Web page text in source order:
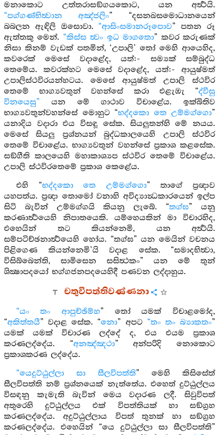
මනාකොට උත්තරාසඞ්ගයකොට, යන අර්‍ත්‍ථයි.
“පග්ගණ්භිත්‍වාන අඤ්ජලිං” “දසනඛසමොධානයෙන්
බබලන ඇඳිලි ඔසොවා. “ආසිංසමානරූපොව” පතන රූ
ඇත්තකු මෙන්. “කිස්ස ත්‍වං ඉධ මාගතො” කවර කරුණක්
නිසා කිනම් වැඩක් පතමින්, ‘උපාලි’ තෝ මෙහි ආයෙහිද,
කවරෙක් මෙසේ වදාළේද, යත්:- සම්‍යක් සම්බුද්ධ
තෙමේය. කවරක්හට මෙසේ වදාළේද, යත්:- ආයුෂ්මත්
උපාලිස්ථවිරයන්හටය. මෙසේ ආයුෂ්මත් උපාලි ස්ථවිර
තෙමේ භාග්‍යවතුන් වහන්සේ කරා එළැඹැ “ද්වීසු
විනයෙසු” යන මේ ගාථාව විචාළේය. ඉක්බිතිව
භාග්‍යවතුන්වහන්සේ මොහුට “භද්දකො තෙ උම්මග්ගො”
යනාදිය වදාරා එය විසඳූ සේක. සියලුතන්හි මේ නයය.
මෙසේ සියලු ප්‍රශ්නයන් බුද්ධකාලයෙහි උපාලි ස්ථවිර
තෙමේ විචාළේය. භාග්‍යවතුන් වහන්සේ ප්‍රකාශ කළසේක.
සඞ්ගීති කාලයෙහි මහාකාශ්‍යප ස්ථවිර තෙමේ විචාළේය.
උපාලි ස්ථවිරතෙමේ ප්‍රකාශ කෙළේය.
එහි “භද්දකො තෙ උම්මග්ගො” තාගේ ප්‍රඥාව
යහපත්ය. ප්‍රඥා තොමෝ වනාහි අවිද්‍යාන්‍ධකාරයෙන් ඉල්ප
සිටි බැවින් උම්මග්ගයි කියනු ලැබේ. “තග්ඝ” යනු
කරණාර්‍ත්‍ථයෙහි නිපාතයෙකි. යම්හෙයකින් මා විචාරහිද,
එහෙයින් තට කියන්නෙමි, යන අර්‍ත්‍ථයි.
සම්පටිච්ඡනාර්‍ත්‍ථයෙහි හෝය. “තග්ඝ” යන මෙයින් වචනය
පිළිගෙණ කියන්නෙමි’යි වදාළ සේක. “සමාදභිත්‍වා,
විසිබ්බෙන්ති, සාමිසෙන සසිත්‍ථකං” යන මේ තුන්
ශික්‍ෂාපදයෝ භග්ගජනපදයෙහිදී පණවන ලද්දාහුය.
චතුවිපත්තිවණ්ණනා
“යං තං ආපුච්ඡිම්හ” තෝ යමක් විචාළමෝද,
“අකිත්තයී” වදාළ සේක. “නො” අපට “තං තං බ්‍යාකතං”
යමක් යමක් විචාරණ ලද්දේ ද, එය එයම ප්‍රකාශ
කරණලද්දේය. “අනඤ්ඤථා” අන්පරිදි නොකොට
ප්‍රකාශකරණ ලද්දේය.
“යෙදුට්ඨුල්ලා සා සීලවිපත්ති” මෙහි කිසිසේත්
සීලවිපත්ති නම් ප්‍රශ්නයෙක් නැත්තේය. එහෙත් දුට්ඨුල්ලය
විසඳනු කැමැති බැවින් මෙය වදාරණ ලදී. සිවුවිපත්
අතුරෙහි දුට්ඨුල්ලය එක් විපත්තියක් හා සඞ්ග්‍රහ
කරණලද්දේය. අදුට්ඨුල්ලාය විපත් තුනක් හා සඞ්ග්‍රහ
කරණලද්දේය. එහෙයින් “යෙ දුට්ඨුල්ලා සා සීලවිපත්ති”